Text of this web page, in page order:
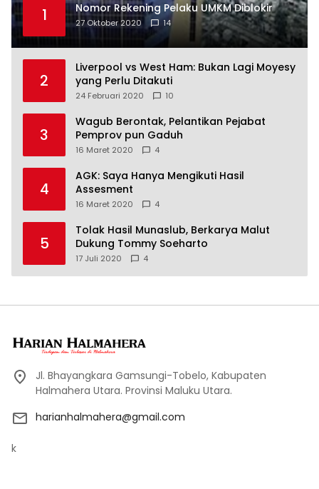
1 Nomor Rekening Pelaku UMKM Diblokir
27 Oktober 2020 14
2
Liverpool vs West Ham: Bukan Lagi Moyesy
yang Perlu Ditakuti
24 Februari 2020 10
3
Wagub Berontak, Pelantikan Pejabat
Pemprov pun Gaduh
16 Maret 2020 4
4
AGK: Saya Hanya Mengikuti Hasil
Assesment
16 Maret 2020 4
5
Tolak Hasil Munaslub, Berkarya Malut
Dukung Tommy Soeharto
17 Juli 2020 4
Jl. Bhayangkara Gamsungi-Tobelo, Kabupaten
Halmahera Utara. Provinsi Maluku Utara.
harianhalmahera@gmail.com
k